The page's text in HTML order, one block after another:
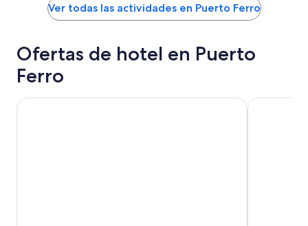
Ver todas las actividades en Puerto Ferro
Ofertas de hotel en Puerto
Ferro
Sea Gate Hotel Old Crow